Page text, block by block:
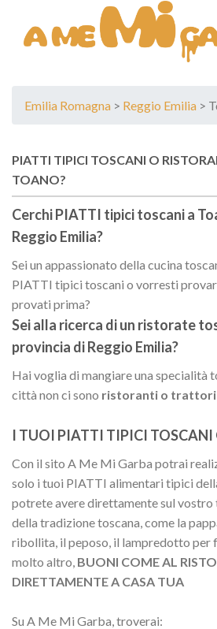
content
Emilia Romagna > Reggio Emilia >
PIATTI TIPICI TOSCANI O
TOANO?
Cerchi PIATTI tipici toscani a
Reggio Emilia?
Sei un appassionato della cucina
PIATTI tipici toscani o vorresti
provati prima?
Sei alla ricerca di un ristorate
provincia diReggio Emilia?
Hai voglia di mangiare una specialità
città non ci sono ristoranti o
I TUOI PIATTI TIPICI TOSCANI
Con il sito A Me Mi Garba potrai
solo i tuoi PIATTI alimentari tipici
potrete avere direttamente sul vostro
della tradizione toscana, come la
ribollita, il peposo, il lampredotto per
molto altro, BUONI COME AL
DIRETTAMENTE A CASA TUA
Su A Me Mi Garba, troverai: